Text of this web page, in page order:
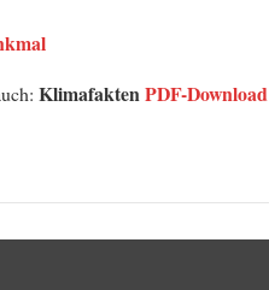
KlimafaktenPDF-Download